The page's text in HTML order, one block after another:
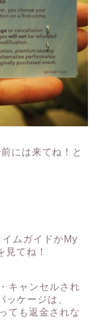
には来てね！と
ムガイドかMy
てね！
キャンセルされ
ッケージは、
ても返金されな